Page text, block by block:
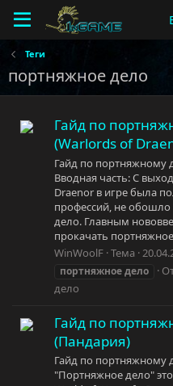
Теги
портняжное дело
Гайд по
(Warlords of
Гайд по портняжному
Вводная часть: С
Draenor в игре была
профессий, не обошло
дело. Главным
прокачать
WinWoolF Тема
портняжноедело
дело
Гайд по
(Пандария)
Гайд по портняжному
"Портняжное дело"